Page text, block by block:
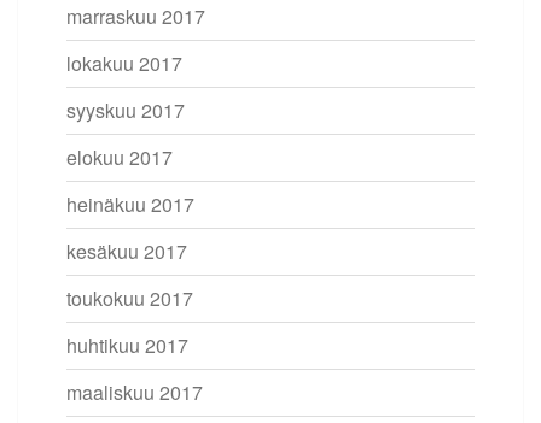
marraskuu 2017
lokakuu 2017
syyskuu 2017
elokuu 2017
heinäkuu 2017
kesäkuu 2017
toukokuu 2017
huhtikuu 2017
maaliskuu 2017